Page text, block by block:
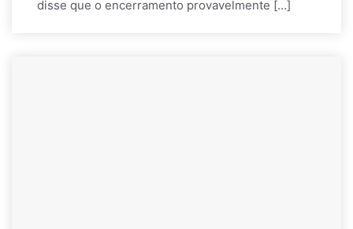
disse que o encerramento provavelmente […]